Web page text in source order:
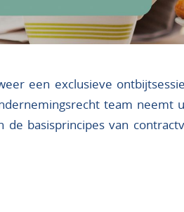
een exclusieve
team neemt
basisprincipes van